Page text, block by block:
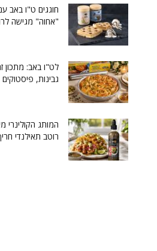
חוגגים ט"ו באב
"אחוה" מגישה
לט"ו באב: מתכון
גבינות,
המותג
רוטב תאילנדי